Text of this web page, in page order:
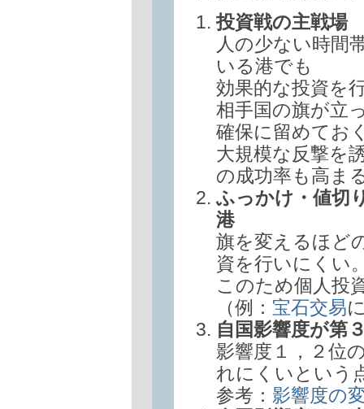
投資戦の主戦場
人の少ない時間
いる港でも
効果的な投資を
相手国の旗が立
確保に留めてお
大規模な反撃を
の成功率も高ま
ふっかけ・値切
港
旗を変えるほど
資を行いにくい
このため個人投
（例： 宝石交易
自国影響度が第
影響度１，２位
れにくいという
参考： 影響度の